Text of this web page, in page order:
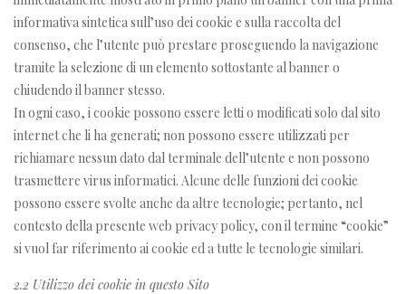
informativa sintetica sull’uso dei cookie e sulla raccolta del
consenso, che l’utente può prestare proseguendo la navigazione
tramite la selezione di un elemento sottostante al banner o
chiudendo il banner stesso.
In ogni caso, i cookie possono essere letti o modificati solo dal sito
internet che li ha generati; non possono essere utilizzati per
richiamare nessun dato dal terminale dell’utente e non possono
trasmettere virus informatici. Alcune delle funzioni dei cookie
possono essere svolte anche da altre tecnologie; pertanto, nel
contesto della presente web privacy policy, con il termine “cookie”
si vuol far riferimento ai cookie ed a tutte le tecnologie similari.
2.2 Utilizzo dei cookie in questo Sito